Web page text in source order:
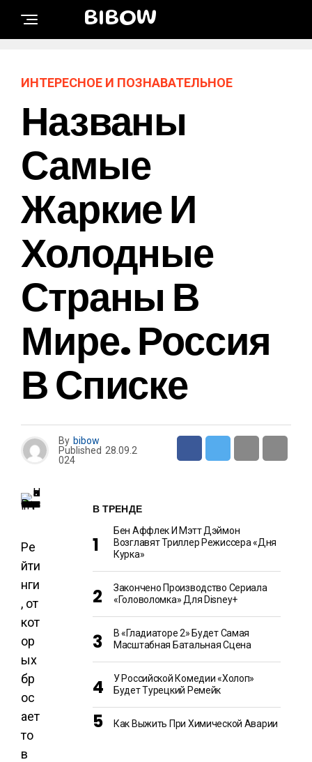
BIBOW
ИНТЕРЕСНОЕ И ПОЗНАВАТЕЛЬНОЕ
Названы
Самые
Жаркие И
Холодные
Страны В
Мире. Россия
В Списке
By bibow
Published 28.09.2
024
Ре
йти
нги
, от
кот
ор
ых
бр
ос
ает
то
в
В ТРЕНДЕ
Бен Аффлек И Мэтт Дэймон
Возглавят Триллер Режиссера «Дня
Курка»
Закончено Производство Сериала
«Головоломка» Для Disney+
В «Гладиаторе 2» Будет Самая
Масштабная Батальная Сцена
У Российской Комедии «Холоп»
Будет Турецкий Ремейк
Как Выжить При Химической Аварии